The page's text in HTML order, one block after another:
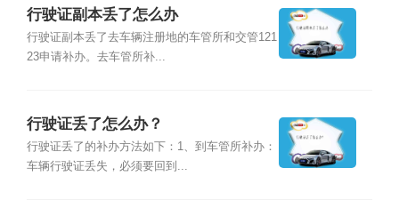
行驶证副本丢了怎么办
行驶证副本丢了去车辆注册地的车管所和交管121
23申请补办。去车管所补...
行驶证丢了怎么办？
行驶证丢了的补办方法如下：1、到车管所补办：
车辆行驶证丢失，必须要回到...